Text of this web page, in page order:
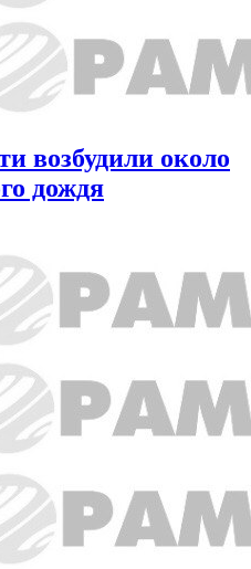
возбудили около
дождя